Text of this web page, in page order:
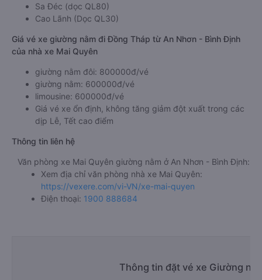
Sa Đéc (dọc QL80)
Cao Lãnh (Dọc QL30)
Giá vé xe giường nằm đi Đồng Tháp từ An Nhơn - Bình Định
của nhà xe Mai Quyên
giường nằm đôi: 800000đ/vé
giường nằm: 600000đ/vé
limousine: 600000đ/vé
Giá vé xe ổn định, không tăng giảm đột xuất trong các
dịp Lễ, Tết cao điểm
Thông tin liên hệ
Văn phòng xe Mai Quyên giường nằm ở An Nhơn - Bình Định:
Xem địa chỉ văn phòng nhà xe Mai Quyên:
https://vexere.com/vi-VN/xe-mai-quyen
Điện thoại: 1900 888684
Thông tin đặt vé xe Giường